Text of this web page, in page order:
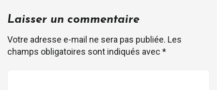
Laisser un commentaire
Votre adresse e-mail ne sera pas publiée. Les
champs obligatoires sont indiqués avec *